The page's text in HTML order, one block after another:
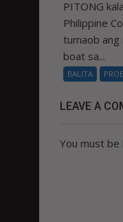
PITONG
Philippine
tumaob ang
boat sa...
BALITA
LEAVE A
You must be